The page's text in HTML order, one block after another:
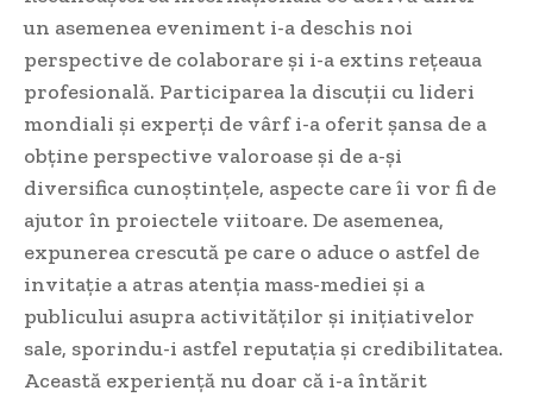
un asemenea eveniment i-a deschis noi
perspective de colaborare și i-a extins rețeaua
profesională. Participarea la discuții cu lideri
mondiali și experți de vârf i-a oferit șansa de a
obține perspective valoroase și de a-și
diversifica cunoștințele, aspecte care îi vor fi de
ajutor în proiectele viitoare. De asemenea,
expunerea crescută pe care o aduce o astfel de
invitație a atras atenția mass-mediei și a
publicului asupra activităților și inițiativelor
sale, sporindu-i astfel reputația și credibilitatea.
Această experiență nu doar că i-a întărit